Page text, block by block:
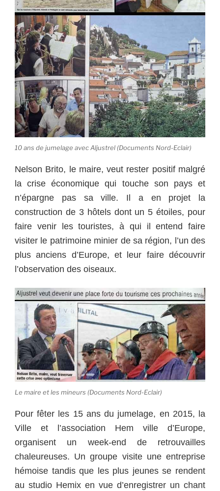
10 ans de jumelage avec Aljustrel (Documents Nord-Eclair)
Nelson Brito, le maire, veut rester positif malgré
la crise économique qui touche son pays et
n’épargne pas sa ville. Il a en projet la
construction de 3 hôtels dont un 5 étoiles, pour
faire venir les touristes, à qui il entend faire
visiter le patrimoine minier de sa région, l’un des
plus anciens d’Europe, et leur faire découvrir
l’observation des oiseaux.
Le maire et les mineurs (Documents Nord-Eclair)
Pour fêter les 15 ans du jumelage, en 2015, la
Ville et l’association Hem ville d’Europe,
organisent un week-end de retrouvailles
chaleureuses. Un groupe visite une entreprise
hémoise tandis que les plus jeunes se rendent
au studio Hemix en vue d’enregistrer un chant